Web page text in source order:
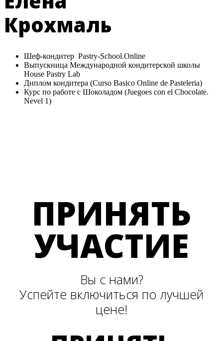
Крохмаль
Шеф-кондитер Pastry-School.Online
Выпускница Международной кондитерской школы
House Pastry Lab
Диплом кондитера (Curso Basico Online de Pasteleria)
Курс по работе с Шоколадом (Juegoes con el Chocolate.
Nevel 1)
ПРИНЯТЬ
УЧАСТИЕ
Вы с нами?
Успейте включиться по лучшей
цене!